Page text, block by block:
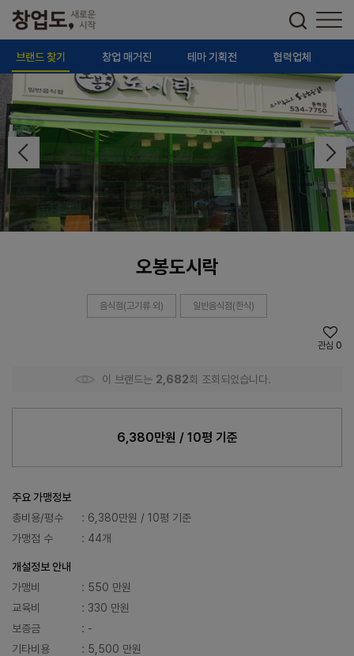
브랜드 찾기 창업 매거진 테마 기획전 협력업체
오봉도시락
음식점(고기류 외) 일반음식점(한식)
관심 0
이 브랜드는 2,682회 조회되었습니다.
6,380만원 / 10평 기준
주요 가맹정보
총비용/평수
: 6,380만원 / 10평 기준
가맹점 수
: 44개
개설정보 안내
가맹비
: 550 만원
교육비
: 330 만원
보증금
: -
기타비용
: 5,500 만원